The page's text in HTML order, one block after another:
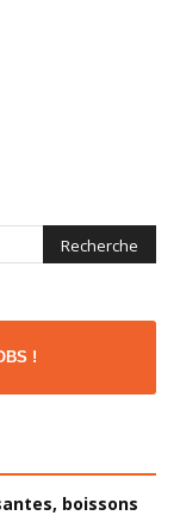
!
boissons